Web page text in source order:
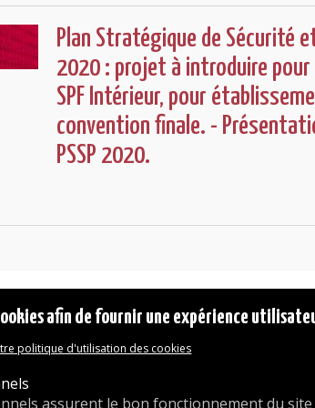
Plan Stratégique de Sécurité
2020 : projet à introduire
SPF Intérieur, pour
convention finale. -
PSSP 2020.
Tel. : 02/
afin de fournir une expérience
politique d'utilisation des cookies
assurent le bon fonctionnement du